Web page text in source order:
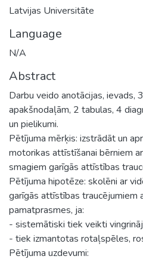
Latvijas Universitāte
Language
N/A
Abstract
Darbu veido anotācijas, ievads,
apakšnodaļām, 2 tabulas, 4
un pielikumi.
Pētījuma mērķis: izstrādāt un
motorikas attīstīšanai bērniem
smagiem garīgās attīstības
Pētījuma hipotēze: skolēni ar
garīgās attīstības traucējumiem
pamatprasmes, ja:
- sistemātiski tiek veikti
- tiek izmantotas rotaļspēles,
Pētījuma uzdevumi: